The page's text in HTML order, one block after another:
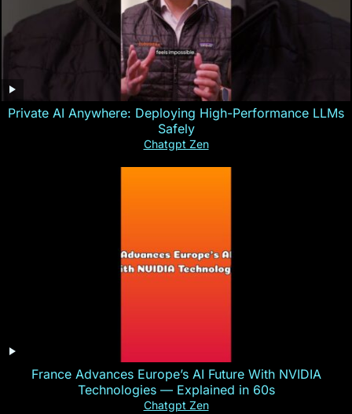
Private AI Anywhere: Deploying High-Performance LLMs
Safely
Chatgpt Zen
France Advances Europe’s AI Future With NVIDIA
Technologies — Explained in 60s
Chatgpt Zen